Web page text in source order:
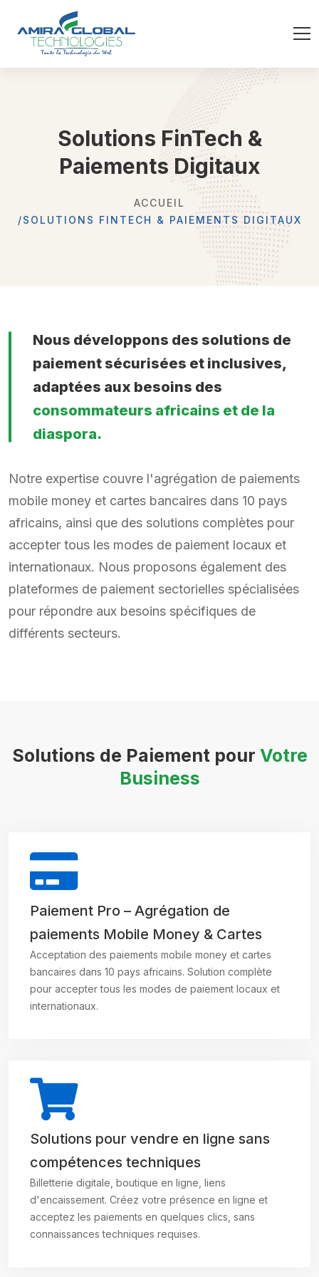
Solutions FinTech &
Paiements Digitaux
ACCUEIL
SOLUTIONS FINTECH & PAIEMENTS DIGITAUX
Nous développons des solutions de
paiement sécurisées et inclusives,
adaptées aux besoins des
consommateurs africains et de la
diaspora.
Notre expertise couvre l'agrégation de paiements
mobile money et cartes bancaires dans 10 pays
africains, ainsi que des solutions complètes pour
accepter tous les modes de paiement locaux et
internationaux. Nous proposons également des
plateformes de paiement sectorielles spécialisées
pour répondre aux besoins spécifiques de
différents secteurs.
Solutions de Paiement pour Votre
Business
Paiement Pro – Agrégation de
paiements Mobile Money & Cartes
Acceptation des paiements mobile money et cartes
bancaires dans 10 pays africains. Solution complète
pour accepter tous les modes de paiement locaux et
internationaux.
Solutions pour vendre en ligne sans
compétences techniques
Billetterie digitale, boutique en ligne, liens
d'encaissement. Créez votre présence en ligne et
acceptez les paiements en quelques clics, sans
connaissances techniques requises.